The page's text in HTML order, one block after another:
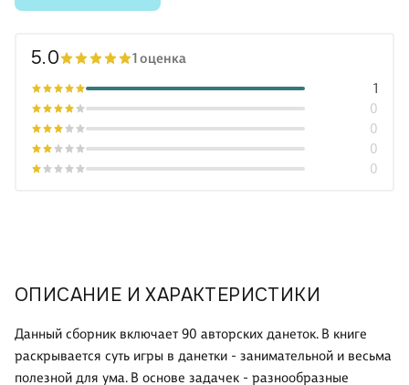
ОПИСАНИЕ И ХАРАКТЕРИСТИКИ
Данный сборник включает 90 авторских данеток. В книге
раскрывается суть игры в данетки - занимательной и весьма
полезной для ума. В основе задачек - разнообразные
5.0 1 оценка
0
0
0
0
1